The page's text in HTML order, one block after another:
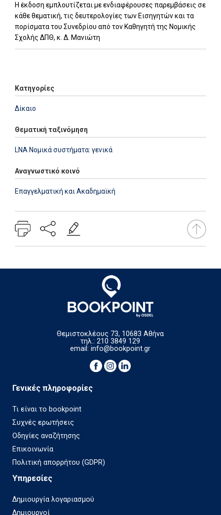
Η έκδοση εμπλουτίζεται με ενδιαφέρουσες παρεμβάσεις σε
κάθε θεματική, τις δευτερολογίες των Εισηγητών και τα
πορίσματα του Συνεδρίου από τον Καθηγητή της Νομικής
Σχολής ΔΠΘ, κ. Δ. Μανιώτη
Κατηγορίες
Δίκαιο
Θεματική ταξινόμηση
LNA Νομικά συστήματα: γενικά
Αναγνωστικό κοινό
Επαγγελματική και Ακαδημαϊκή
Θεμιστοκλέους 73, 10683 Αθήνα
τηλ.: 210 3849 129
email:info@bookpoint.gr
Γενικές πληροφορίες
Τι είναι το bookpoint
Συχνές ερωτήσεις
Οδηγίες αναζήτησης
Επικοινωνία
Πολιτική απορρήτου (GDPR)
Υπηρεσίες
Δημιουργία λογαριασμού
Δημιουργοί